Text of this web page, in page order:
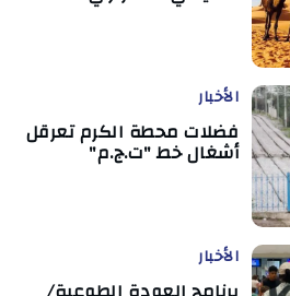
الأخبار
فضلات محطة الكرم تعرقل
أشغال خط "ت.ج.م"
الأخبار